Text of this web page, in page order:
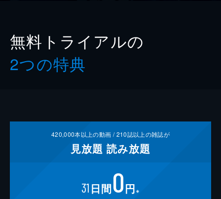
無料トライアルの
2つの特典
420,000本以上の動画 /210誌以上の雑誌が
見放題 読み放題
31 日間0円 ※